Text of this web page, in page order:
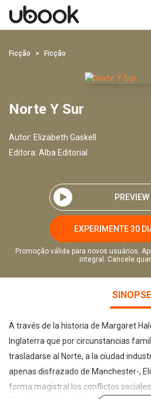
Ficção Ficção
Norte Y Sur
Autor: Elizabeth Gaskell
Editora: Alba Editorial
PREVIEW
EXPERIMENTE 30
Promoção válida para novos usuários.
integral. Cancele
SINOPSE
A través de la historia de Margaret
Inglaterra que por circunstancias
trasladarse al Norte, a la ciudad
apenas disfrazado de Manchester-,
forma magistral los conflictos